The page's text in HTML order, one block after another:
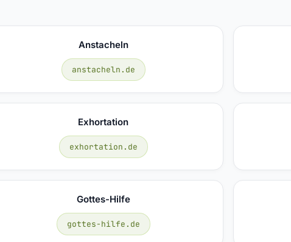
Anstacheln
anstacheln.de
Exhortation
exhortation.de
Gottes-Hilfe
gottes-hilfe.de